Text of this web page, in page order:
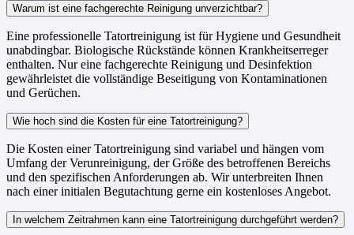
Warum ist eine fachgerechte Reinigung unverzichtbar?
Eine professionelle Tatortreinigung ist für Hygiene und Gesundheit
unabdingbar. Biologische Rückstände können Krankheitserreger
enthalten. Nur eine fachgerechte Reinigung und Desinfektion
gewährleistet die vollständige Beseitigung von Kontaminationen
und Gerüchen.
Wie hoch sind die Kosten für eine Tatortreinigung?
Die Kosten einer Tatortreinigung sind variabel und hängen vom
Umfang der Verunreinigung, der Größe des betroffenen Bereichs
und den spezifischen Anforderungen ab. Wir unterbreiten Ihnen
nach einer initialen Begutachtung gerne ein kostenloses Angebot.
In welchem Zeitrahmen kann eine Tatortreinigung durchgeführt werden?